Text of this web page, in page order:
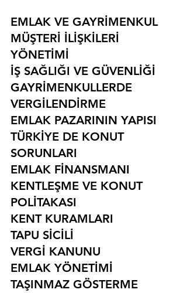
EMLAK VE GAYRİMENKUL
MÜŞTERİ İLİŞKİLERİ
YÖNETİMİ
İŞ SAĞLIĞI VE GÜVENLİĞİ
GAYRİMENKULLERDE
VERGİLENDİRME
EMLAK PAZARININ YAPISI
TÜRKİYE DE KONUT
SORUNLARI
EMLAK FİNANSMANI
KENTLEŞME VE KONUT
POLİTAKASI
KENT KURAMLARI
TAPU SİCİLİ
VERGİ KANUNU
EMLAK YÖNETİMİ
TAŞINMAZ GÖSTERME